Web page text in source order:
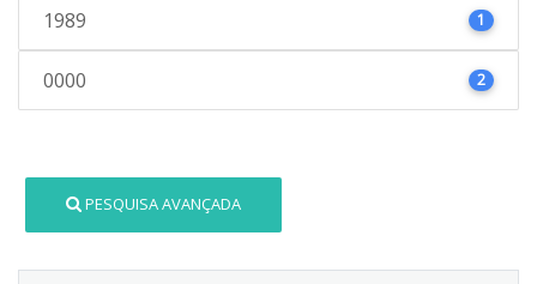
1989 1
0000 2
PESQUISA AVANÇADA